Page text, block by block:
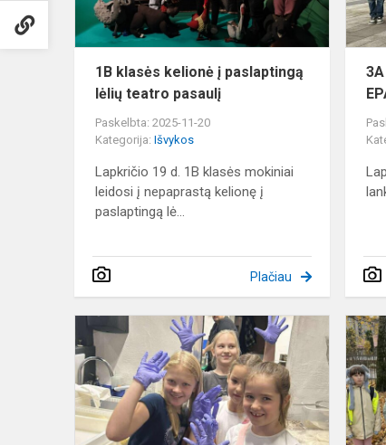
teatro
pasaulį
1B klasės kelionė į paslaptingą
lėlių teatro pasaulį
Paskelbta: 2025-11-20
Kategorija: Išvykos
Lapkričio 19 d. 1B klasės mokiniai
leidosi į nepaprastą kelionę į
paslaptingą lė...
Plačiau
klasės
išvyka
į
„Level